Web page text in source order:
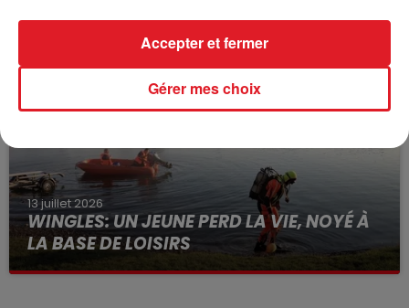
VOLONTAIRE EN COURS, APRÈS LA...
Selon les premiers éléments, le logement servait
13 juillet 2026
WINGLES: UN JEUNE PERD LA VIE, NOYÉ À
LA BASE DE LOISIRS
La victime a coulé à pic
Gérer mes choix
Accepter et fermer